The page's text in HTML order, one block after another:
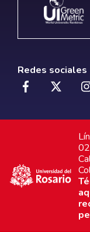
Redes sociales